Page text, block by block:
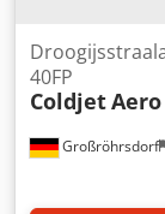
Großröhrsdorf
40FP
ColdjetAero